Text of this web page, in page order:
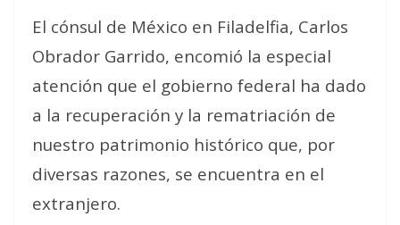
El cónsul de México en Filadelfia, Carlos
Obrador Garrido, encomió la especial
atención que el gobierno federal ha dado
a la recuperación y la rematriación de
nuestro patrimonio histórico que, por
diversas razones, se encuentra en el
extranjero.